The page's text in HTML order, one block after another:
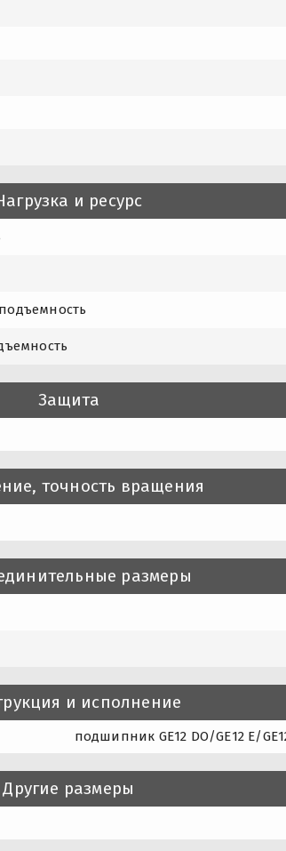
и ресурс
Защита
точность вращения
размеры
и исполнение
подшипник GE12 DO/GE12 E/
Другие размеры